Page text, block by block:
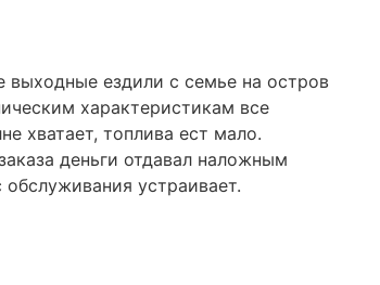
выходные ездили с семье на остров
характеристикам все
хватает, топлива ест мало.
деньги отдавал наложным
устраивает.